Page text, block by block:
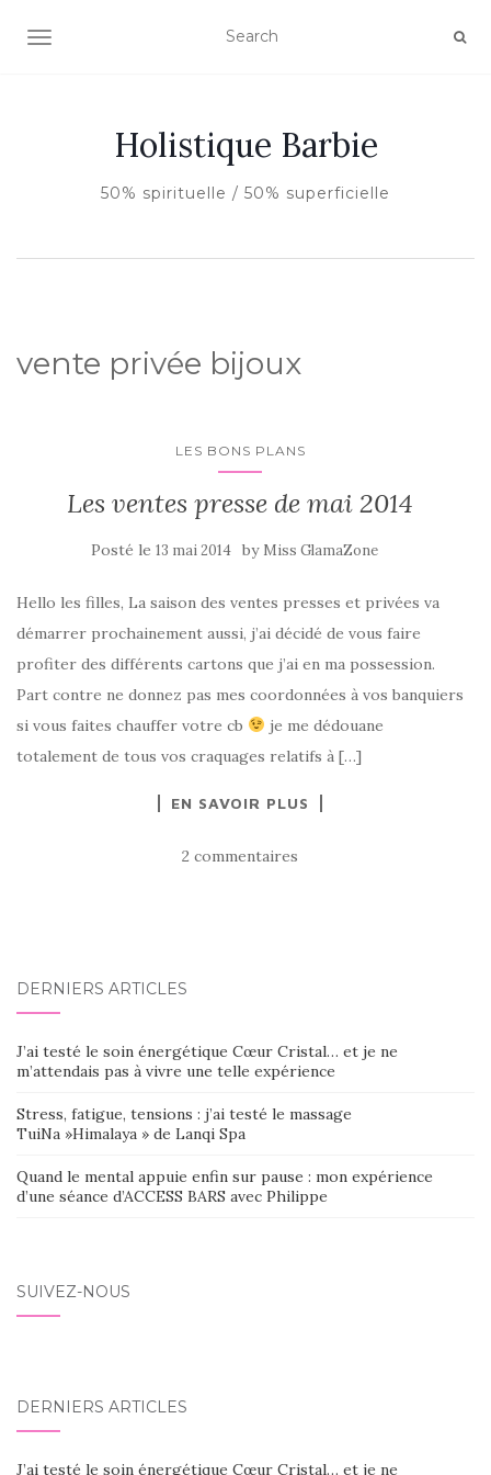
AFFICHER/MASQUER LA NAVIGATION
Holistique Barbie
50% spirituelle / 50% superficielle
vente privée bijoux
LES BONS PLANS
Les ventes presse de mai 2014
Posté le 13 mai 2014 by Miss GlamaZone
Hello les filles, La saison des ventes presses et privées va
démarrer prochainement aussi, j’ai décidé de vous faire
profiter des différents cartons que j’ai en ma possession.
Part contre ne donnez pas mes coordonnées à vos banquiers
si vous faites chauffer votre cb
je me dédouane
totalement de tous vos craquages relatifs à […]
EN SAVOIR PLUS
2 commentaires
DERNIERS ARTICLES
J’ai testé le soin énergétique Cœur Cristal… et je ne
m’attendais pas à vivre une telle expérience
Stress, fatigue, tensions : j’ai testé le massage
TuiNa »Himalaya » de Lanqi Spa
Quand le mental appuie enfin sur pause : mon expérience
d’une séance d’ACCESS BARS avec Philippe
SUIVEZ-NOUS
DERNIERS ARTICLES
J’ai testé le soin énergétique Cœur Cristal… et je ne